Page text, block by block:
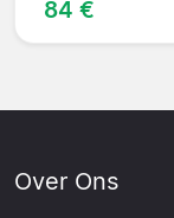
84 €
Over Ons